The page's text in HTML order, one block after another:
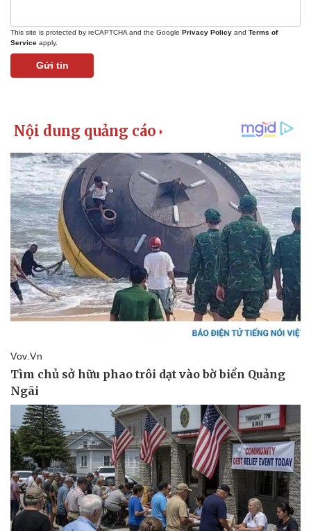
Khởi nghiệp
Chứng khoán
Giá cà phê
This site is protected by reCAPTCHA and the Google Privacy Policy and Terms of
Service apply.
Gửi tin